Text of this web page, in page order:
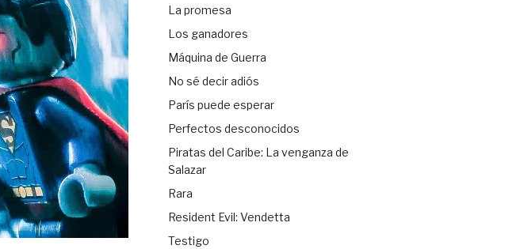
La promesa
Los ganadores
Máquina de Guerra
No sé decir adiós
París puede esperar
Perfectos desconocidos
Piratas del Caribe: La venganza de
Salazar
Rara
Resident Evil: Vendetta
Testigo